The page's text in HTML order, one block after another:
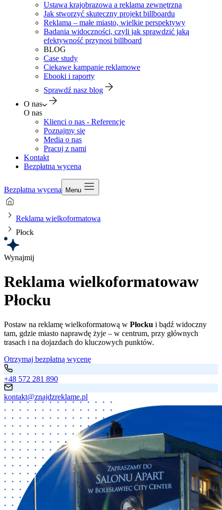
Ustawa krajobrazowa a reklama zewnętrzna
Jak stworzyć skuteczny projekt billboardu
Reklama – małe miasto, wielkie perspektywy
Badania widoczności, czyli jak sprawdzić jaką
efektywność przynosi billboard
BLOG
Case study
Ciekawe kampanie reklamowe
Ebooki i raporty
Sprawdź nasz blog
O nas
O nas
Klienci o nas - Referencje
Poznajmy się
Media o nas
Pracuj z nami
Kontakt
Bezpłatna wycena
Bezpłatna wycena Menu
Reklama wielkoformatowa
Płock
Wynajmij
Reklama wielkoformatowaw
Płocku
Postaw na reklamę wielkoformatową w Płocku i bądź widoczny
tam, gdzie miasto naprawdę żyje – w centrum, przy głównych
trasach i na dojazdach do kluczowych punktów.
Otrzymaj bezpłatną wycenę
+48 572 281 890
kontakt@znajdzreklame.pl